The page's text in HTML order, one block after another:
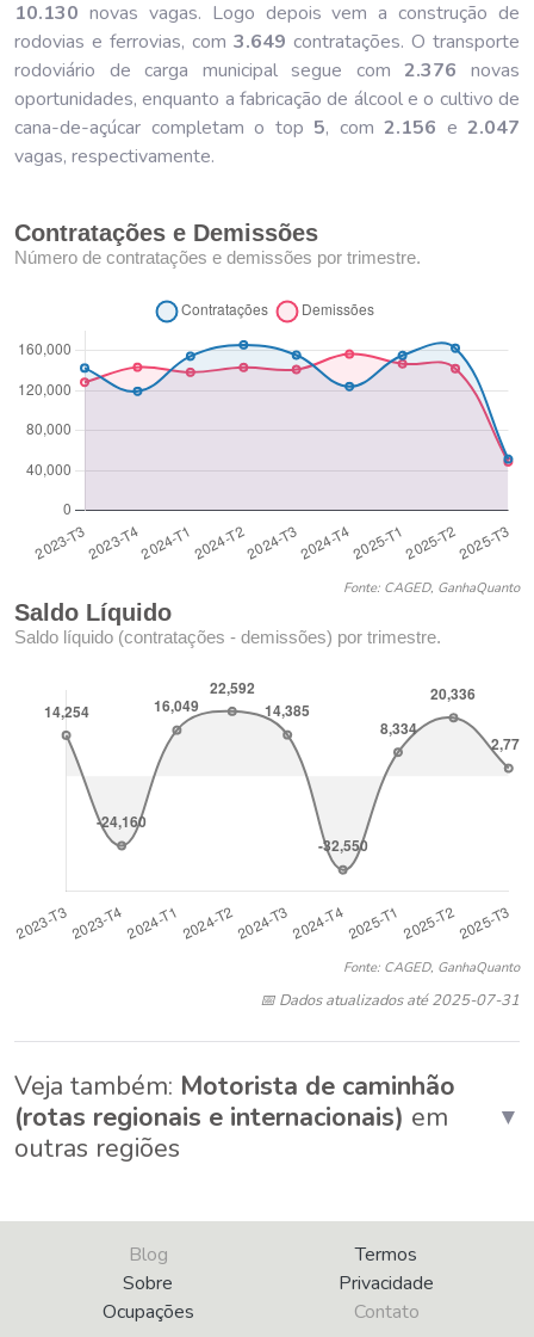
10.130 novas vagas. Logo depois vem a construção de
rodovias e ferrovias, com 3.649 contratações. O transporte
rodoviário de carga municipal segue com2.376 novas
oportunidades, enquanto a fabricação de álcool e o cultivo de
cana-de-açúcar completam o top 5, com 2.156 e 2.047
vagas, respectivamente.
Contratações e Demissões
Número de contratações e demissões por trimestre.
Fonte: CAGED, GanhaQuanto
Saldo Líquido
Saldo líquido (contratações - demissões) por trimestre.
Fonte: CAGED, GanhaQuanto
📅 Dados atualizados até 2025-07-31
Veja também: Motorista de caminhão
(rotas regionais e internacionais) em
outras regiões
▼
Blog
Sobre
Ocupações
Termos
Privacidade
Contato